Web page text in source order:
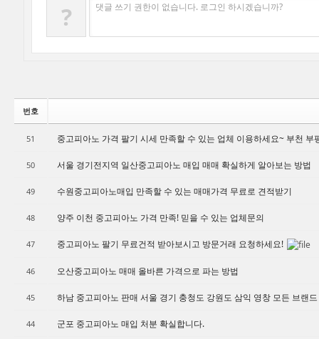
? 댓글 쓰기 권한이 없습니다. 로그인 하시겠습니까?
번호
51 중고피아노 가격 팔기 시세 만족할 수 있는 업체 이용하세요~ 부천 부
50 서울 경기전지역 일산중고피아노 매입 매매 확실하게 알아보는 방법
49 수원중고피아노매입 만족할 수 있는 매매가격 무료로 견적받기
48 양주 이천 중고피아노 가격 만족! 믿을 수 있는 업체문의
47 중고피아노 팔기 무료건적 받아보시고 방문거래 요청하세요!
46 오산중고피아노 매매 올바른 가격으로 파는 방법
45 하남 중고피아노 판매 서울 경기 충청도 강원도 삼익 영창 모든 브랜
44 군포 중고피아노 매입 처분 확실합니다.